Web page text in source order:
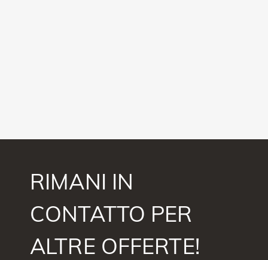
RIMANI IN
CONTATTO PER
ALTRE OFFERTE!